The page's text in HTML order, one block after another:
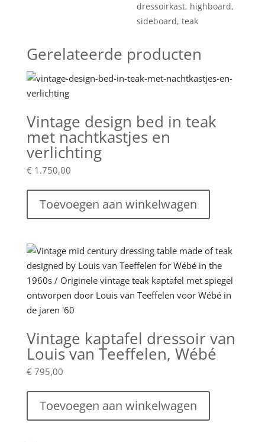
dressoirkast, highboard,
sideboard,teak
Gerelateerde producten
Vintage design bed in teak
met nachtkastjes en
verlichting
€ 1.750,00
Toevoegen aan winkelwagen
Vintage kaptafel dressoir van
Louis van Teeffelen, Wébé
€ 795,00
Toevoegen aan winkelwagen